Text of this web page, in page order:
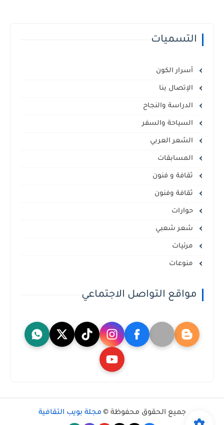
التسميات
أسرار الكون
الإتصال بنا
الدراسة والنجاح
السياحة والسفر
الشعر العربي
المسابقات
ثقافة و فنون
ثقافة وفنون
حوارات
شعر شعبي
مرئيات
منوعات
مواقع التواصل الاجتماعي
جميع الحقوق محفوظة © مجلة بويب الثقافية